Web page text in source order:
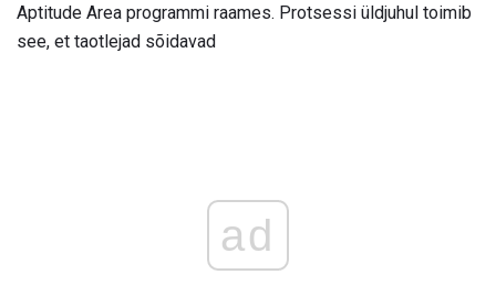
Aptitude Area programmi raames. Protsessi üldjuhul toimib
see, et taotlejad sõidavad
ad